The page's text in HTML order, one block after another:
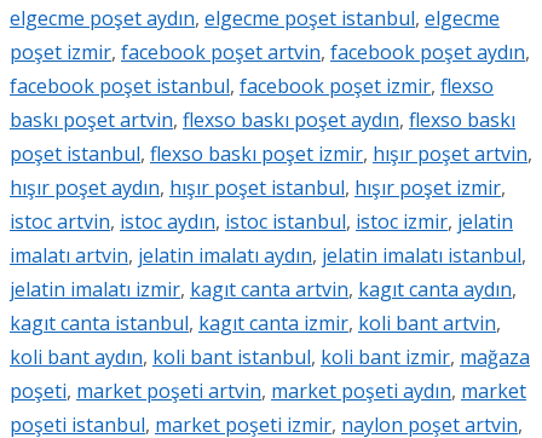
elgecme poşet aydın, elgecme poşet istanbul, elgecme
poşet izmir, facebook poşet artvin, facebook poşet aydın,
facebook poşet istanbul, facebook poşet izmir, flexso
baskı poşet artvin, flexso baskı poşet aydın, flexso baskı
poşet istanbul, flexso baskı poşet izmir, hışır poşet artvin,
hışır poşet aydın, hışır poşet istanbul, hışır poşet izmir,
istoc artvin, istoc aydın, istoc istanbul, istoc izmir, jelatin
imalatı artvin, jelatin imalatı aydın, jelatin imalatı istanbul,
jelatin imalatı izmir, kagıt canta artvin, kagıt canta aydın,
kagıt canta istanbul, kagıt canta izmir, koli bant artvin,
koli bant aydın, koli bant istanbul, koli bant izmir, mağaza
poşeti, market poşeti artvin, market poşeti aydın, market
poşeti istanbul, market poşeti izmir, naylon poşet artvin,